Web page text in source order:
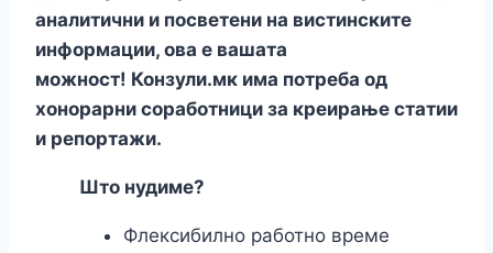
аналитични и посветени на вистинските
информации, ова е вашата
можност! Конзули.мк има потреба од
хонорарни соработници за креирање статии
и репортажи.
Што нудиме?
Флексибилно работно време